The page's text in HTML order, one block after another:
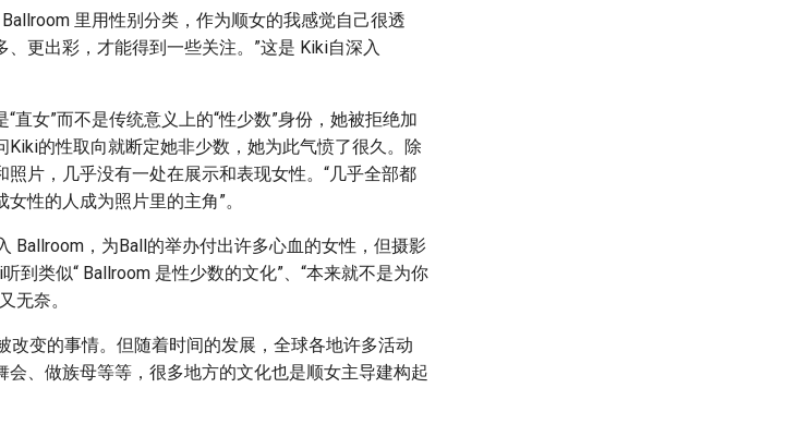
里用性别分类，作为顺女的我感觉自己很透
更出彩，才能得到一些关注。”这是 Kiki自深入
直女”而不是传统意义上的“性少数”身份，她被拒绝加
的性取向就断定她非少数，她为此气愤了很久。除
片，几乎没有一处在展示和表现女性。“几乎全部都
性的人成为照片里的主角”。
Ballroom，为Ball的举办付出许多心血的女性，但摄影
到类似“ Ballroom 是性少数的文化”、“本来就不是为你
无奈。
改变的事情。但随着时间的发展，全球各地许多活动
、做族母等等，很多地方的文化也是顺女主导建构起